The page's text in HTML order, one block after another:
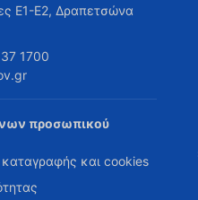
Ε1-Ε2, Δραπετσώνα
1700
προσωπικού
καταγραφής και cookies